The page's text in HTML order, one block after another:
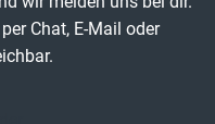
wir melden uns bei dir.
Chat, E-Mail oder